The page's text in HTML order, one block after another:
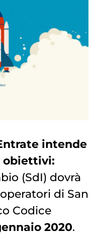
intende
obiettivi:
(SdI) dovrà
di San
Codice
2020.